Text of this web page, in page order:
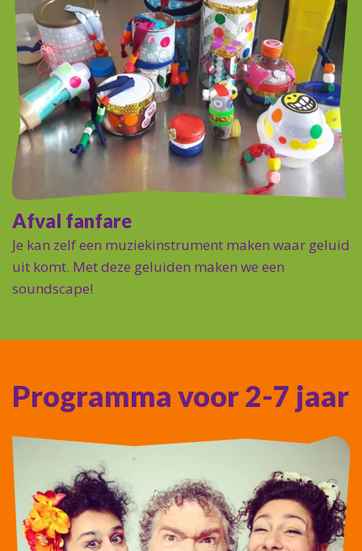
Afval fanfare
Je kan zelf een muziekinstrument maken waar geluid
uit komt. Met deze geluiden maken we een
soundscape!
Programma voor 2-7 jaar